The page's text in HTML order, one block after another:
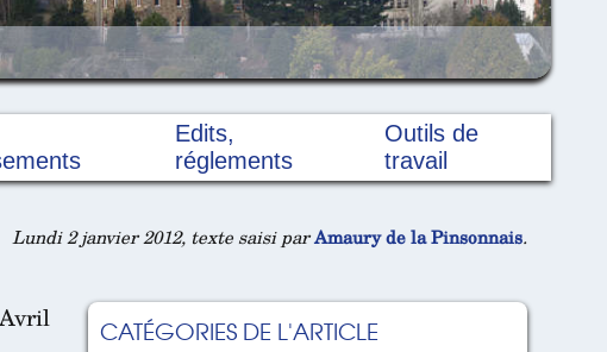
Edits,
réglements
Outils de
travail
Lundi 2 janvier 2012, texte saisi parAmaury de la Pinsonnais.
CATÉGORIES DE L'ARTICLE